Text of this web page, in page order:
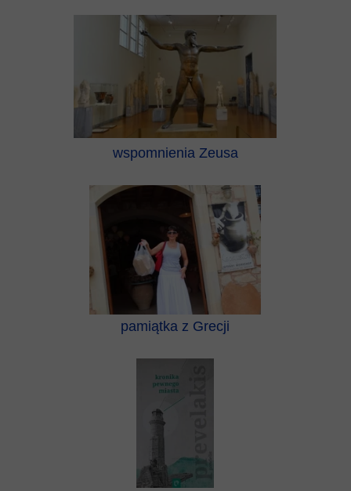
wspomnienia Zeusa
pamiątka z Grecji